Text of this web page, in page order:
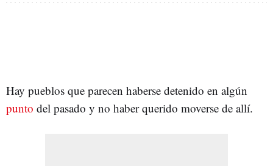
Hay pueblos que parecen haberse detenido en algún
punto del pasado y no haber querido moverse de allí.